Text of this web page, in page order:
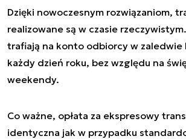
Dzięki nowoczesnym rozwiązaniom,
realizowane są w czasie
trafiają na konto odbiorcy w zaledwie
każdy dzień roku, bez względu na
weekendy.
Co ważne, opłata za ekspresowy
identyczna jak w przypadku